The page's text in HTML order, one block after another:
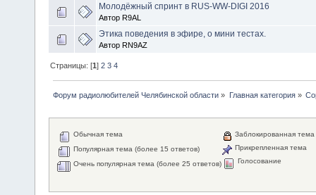
Молодёжный спринт в RUS-WW-DIGI 2016
Автор R9AL
Этика поведения в эфире, о мини тестах.
Автор RN9AZ
Страницы: [1]2 3 4
Форум радиолюбителей Челябинской области » Главная категория»
Обычная тема
Популярная тема (более 15 ответов)
Очень популярная тема (более 25 ответов)
Заблокированная тема
Прикрепленная тема
Голосование